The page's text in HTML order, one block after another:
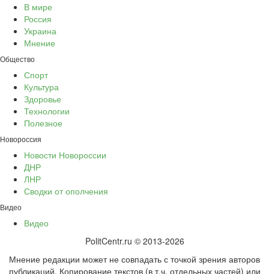
В мире
Россия
Украина
Мнение
Общество
Спорт
Культура
Здоровье
Технологии
Полезное
Новороссия
Новости Новороссии
ДНР
ЛНР
Сводки от ополчения
Видео
Видео
PolitCentr.ru © 2013-2026
Мнение редакции может не совпадать с точкой зрения авторов
публикаций. Копирование текстов (в т.ч. отдельных частей) или